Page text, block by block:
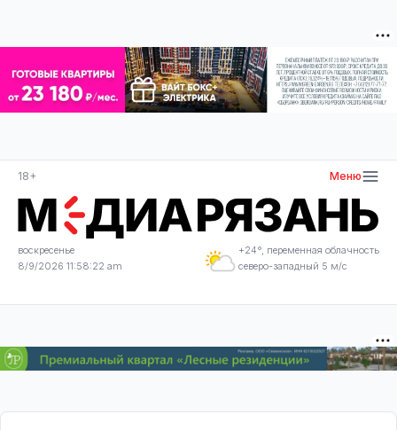
18+ Меню
воскресенье
8/9/2026 11:58:22 am
+24°, переменная облачность
северо-западный 5 м/с